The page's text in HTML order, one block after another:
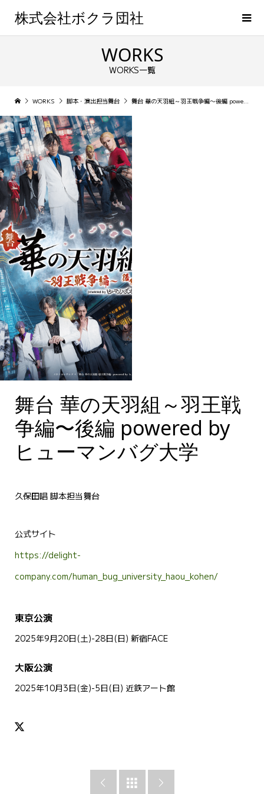
株式会社ボクラ団社
WORKS
WORKS一覧
WORKS 脚本・演出担当舞台 舞台 華の天羽組～羽王戦争編〜後編 powered by ヒューマンバグ大学
舞台 華の天羽組～羽王
戦争編〜後編 powered
by ヒューマンバグ大学
舞台 華の天羽組～羽王戦
争編〜後編 powered by
ヒューマンバグ大学
久保田唱 脚本担当舞台
公式サイト
https://delight-
company.com/human_bug_university_haou_kohen/
東京公演
2025年9月20日(土)-28日(日) 新宿FACE
大阪公演
2025年10月3日(金)-5日(日) 近鉄アート館
  